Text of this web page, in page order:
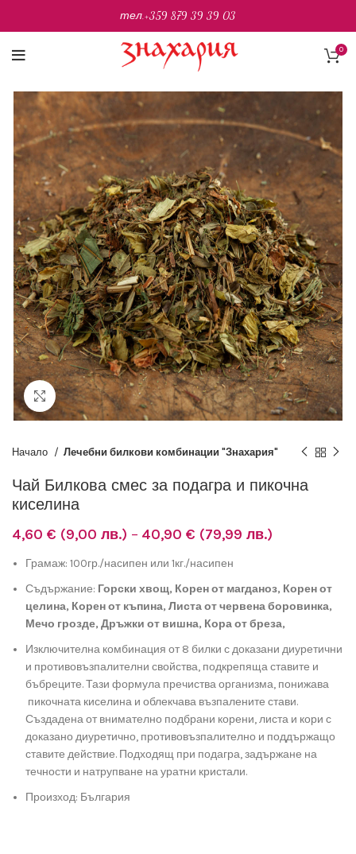
0
Разширяване
Начало Лечебни билкови комбинации "Знахария"
Чай Билкова смес за подагра и пикочна
киселина
4,60 € (9,00 лв.) – 40,90 € (79,99 лв.)
(9,00
лв.)
through
40,90 €
(79,99
лв.)
Грамаж: 100гр./насипен или 1кг./насипен
Съдържание: Горски хвощ, Корен от магданоз, Корен от
целина, Корен от къпина, Листа от червена боровинка,
Мечо грозде, Дръжки от вишна, Кора от бреза,
Изключителна комбинация от 8 билки с доказани диуретични
и противовъзпалителни свойства, подкрепяща ставите и
бъбреците. Тази формула пречиства организма, понижава
пикочната киселина и облекчава възпалените стави.
Създадена от внимателно подбрани корени, листа и кори с
доказано диуретично, противовъзпалително и поддържащо
ставите действие. Подходящ при подагра, задържане на
течности и натрупване на уратни кристали.
Произход: България
тел.+359 879 39 39 03